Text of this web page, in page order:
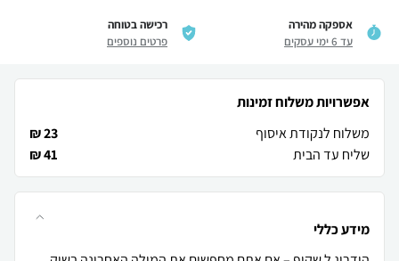
אספקה מהירה
עד 6 ימי עסקים
רכישה בטוחה
פרטים נוספים
אפשרויות משלוח זמינות
משלוח לנקודת איסוף
23 ₪
שליח עד הבית
41 ₪
מידע כללי